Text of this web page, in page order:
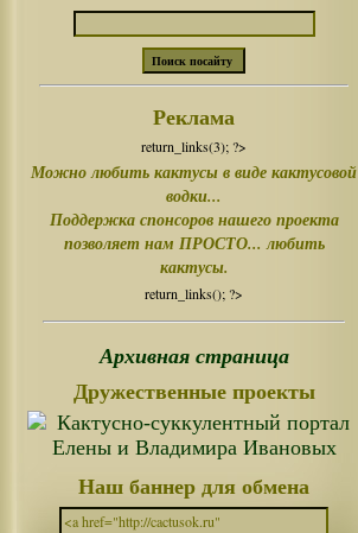
Реклама
return_links(3); ?>
Можно любить кактусы в виде кактусовой
водки...
Поддержка спонсоров нашего проекта
позволяет нам ПРОСТО... любить
кактусы.
return_links(); ?>
Архивная страница
Дружественные проекты
Наш баннер для обмена